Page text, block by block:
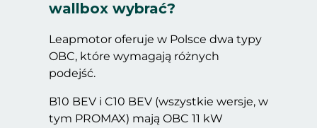
wallbox wybrać?
Leapmotor oferuje w Polsce dwa typy
OBC, które wymagają różnych
podejść.
B10 BEV i C10 BEV (wszystkie wersje, w
tym PROMAX) mają OBC 11 kW